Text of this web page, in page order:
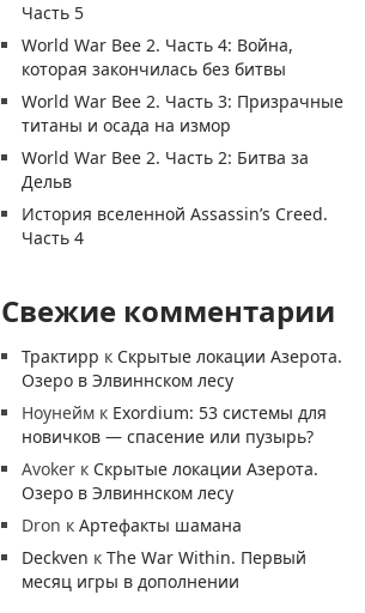
Часть 5
World War Bee 2. Часть 4: Война,
которая закончилась без битвы
World War Bee 2. Часть 3: Призрачные
титаны и осада на измор
World War Bee 2. Часть 2: Битва за
Дельв
История вселенной Assassin’s Creed.
Часть 4
Свежие комментарии
Трактирр к Скрытые локации Азерота.
Озеро в Элвиннском лесу
Ноунейм к Exordium: 53 системы для
новичков — спасение или пузырь?
Avoker к Скрытые локации Азерота.
Озеро в Элвиннском лесу
Dron кАртефакты шамана
Deckven кThe War Within. Первый
месяц игры в дополнении